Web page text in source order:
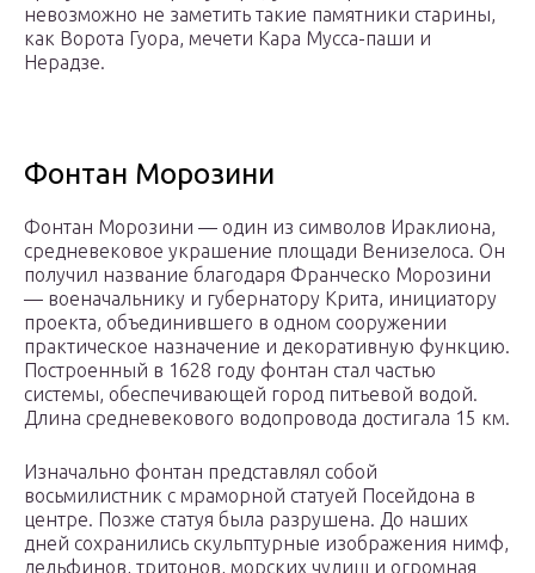
невозможно не заметить такие памятники старины,
как Ворота Гуора, мечети Кара Мусса-паши и
Нерадзе.
Фонтан Морозини
Фонтан Морозини — один из символов Ираклиона,
средневековое украшение площади Венизелоса. Он
получил название благодаря Франческо Морозини
— военачальнику и губернатору Крита, инициатору
проекта, объединившего в одном сооружении
практическое назначение и декоративную функцию.
Построенный в 1628 году фонтан стал частью
системы, обеспечивающей город питьевой водой.
Длина средневекового водопровода достигала 15 км.
Изначально фонтан представлял собой
восьмилистник с мраморной статуей Посейдона в
центре. Позже статуя была разрушена. До наших
дней сохранились скульптурные изображения нимф,
дельфинов, тритонов, морских чудищ и огромная